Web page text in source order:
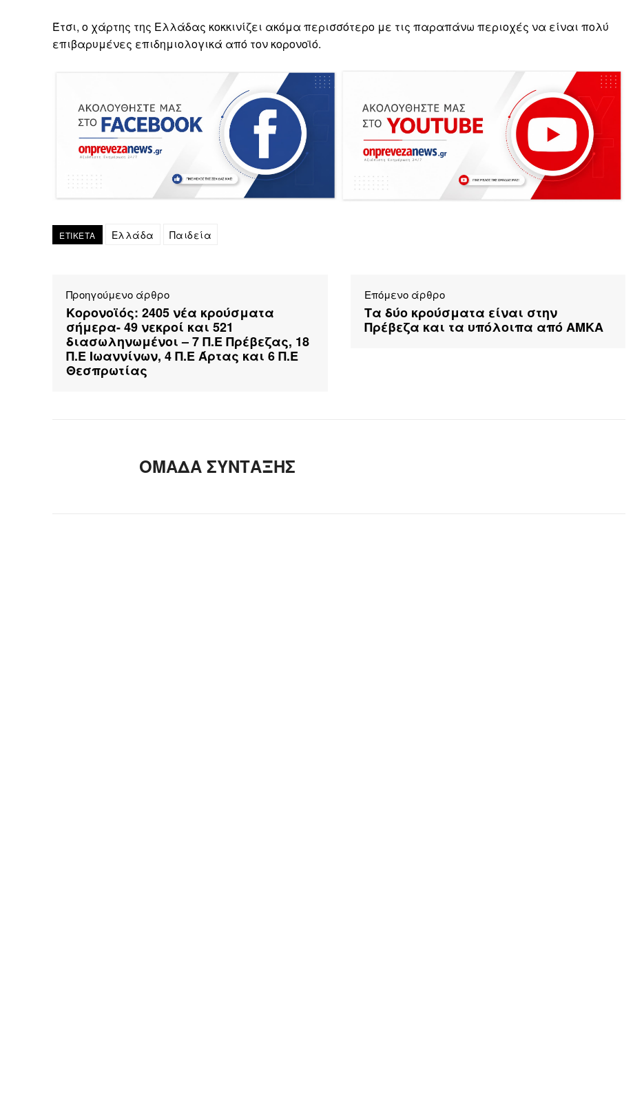
Έτσι, ο χάρτης της Ελλάδας κοκκινίζει ακόμα περισσότερο με τις παραπάνω περιοχές να είναι πολύ
επιβαρυμένες επιδημιολογικά από τον κορονοϊό.
ΕΤΙΚΕΤΑ Ελλάδα Παιδεία
Προηγούμενο άρθρο
Κορονοϊός: 2405 νέα κρούσματα
σήμερα- 49 νεκροί και 521
διασωληνωμένοι – 7 Π.Ε Πρέβεζας, 18
Π.Ε Ιωαννίνων, 4 Π.Ε Άρτας και 6 Π.Ε
Θεσπρωτίας
Επόμενο άρθρο
Τα δύο κρούσματα είναι στην
Πρέβεζα και τα υπόλοιπα από ΑΜΚΑ
ΟΜΑΔΑ ΣΥΝΤΑΞΗΣ